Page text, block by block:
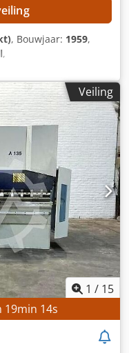
, Bouwjaar: 1959,
,
2.200 mm, totale
(6,80 pk), TECHNISCHE
Besturing:
Afmetingen en
x 2.200 x 1.900 mm
3
messensets
Veiling
1 / 15
19min 12s